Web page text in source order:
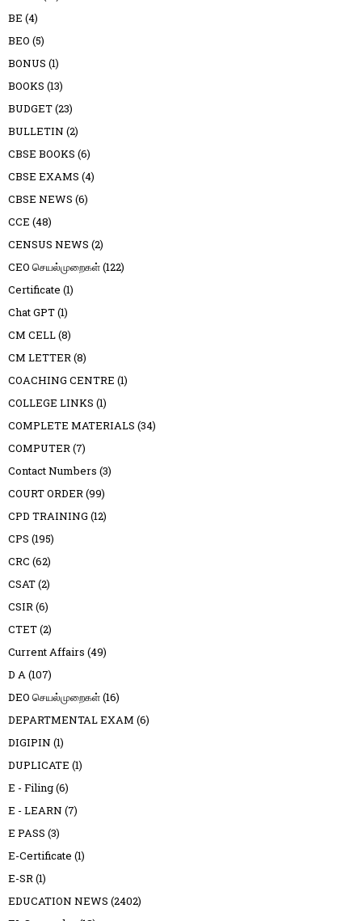
BE (4)
BEO (5)
BONUS (1)
BOOKS (13)
BUDGET(23)
BULLETIN (2)
CBSE BOOKS (6)
CBSE EXAMS (4)
CBSE NEWS (6)
CCE (48)
CENSUS NEWS (2)
CEO செயல்முறைகள்(122)
Certificate (1)
Chat GPT(1)
CM CELL(8)
CM LETTER(8)
COACHING CENTRE (1)
COLLEGE LINKS (1)
COMPLETE MATERIALS (34)
COMPUTER(7)
Contact Numbers (3)
COURT ORDER(99)
CPD TRAINING (12)
CPS (195)
CRC (62)
CSAT(2)
CSIR(6)
CTET(2)
Current Affairs (49)
D A(107)
DEO செயல்முறைகள்(16)
DEPARTMENTAL EXAM (6)
DIGIPIN (1)
DUPLICATE (1)
E - Filing(6)
E - LEARN (7)
E PASS (3)
E-Certificate (1)
E-SR(1)
EDUCATION NEWS (2402)